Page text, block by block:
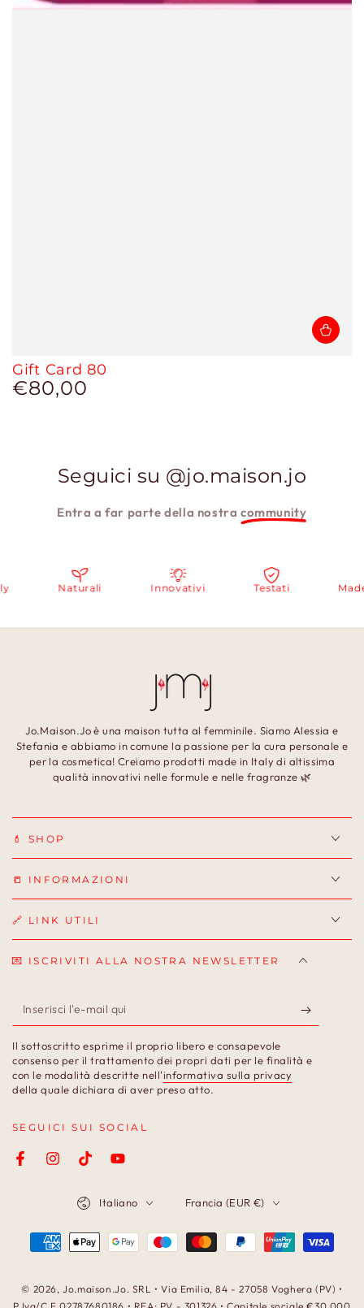
Gift Card 80
Prezzo
regolare
€80,00
Seguici su @jo.maison.jo
Entra a far parte della nostracommunity
Naturali Innovativi Testati Made in
Jo.Maison.Jo è una maison tutta al femminile. Siamo Alessia e
Stefania e abbiamo in comune la passione per la cura personale e
per la cosmetica! Creiamo prodotti made in Italy di altissima
qualità innovativi nelle formule e nelle fragranze 🌿
💄 SHOP
📒 INFORMAZIONI
🔗 LINK UTILI
💌 ISCRIVITI ALLA NOSTRA NEWSLETTER
Inserisci
l'e-
mail
qui
Il sottoscritto esprime il proprio libero e consapevole
consenso per il trattamento dei propri dati per le finalità e
con le modalità descritte nell'informativa sulla privacy
della quale dichiara di aver preso atto.
SEGUICI SUI SOCIAL
FacebookInstagramTikTokYouTube
© 2026,Jo.maison.Jo. SRL • Via Emilia, 84 - 27058 Voghera (PV) •
Italiano
geografica
Francia (EUR €)
Modalità
pagamento